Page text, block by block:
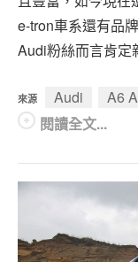
e-tron車系還有品
Audi粉絲而言肯定
來源 Audi A6
閱讀全文...